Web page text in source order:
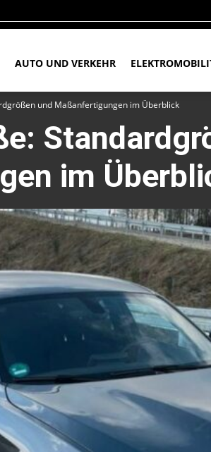
AUTO UND VERKEHR
und Maßanfertigungen im Überblick
im